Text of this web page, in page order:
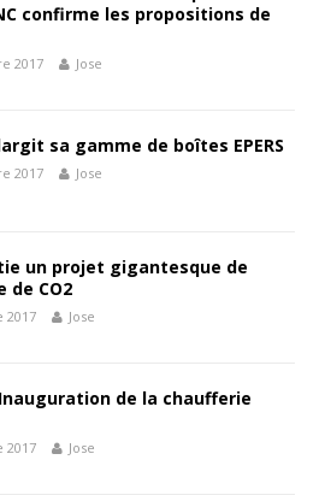
confirme les propositions de
2017 Jose
sa gamme de boîtes EPERS
2017 Jose
un projet gigantesque de
de CO2
2017 Jose
Inauguration de la chaufferie
2017 Jose